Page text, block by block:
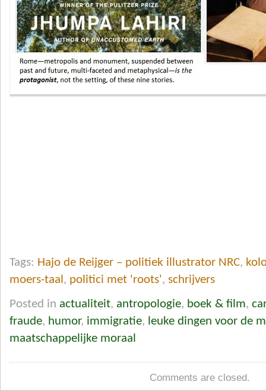
Tags: Hajo de Reijger – politiek illustrator NRC,
moers-taal, politici met 'roots', schrijvers
Posted in actualiteit, antropologie, boek & film,
fraude, humor, immigratie, leuke dingen voor de
maatschappelijke moraal
Comments are closed.